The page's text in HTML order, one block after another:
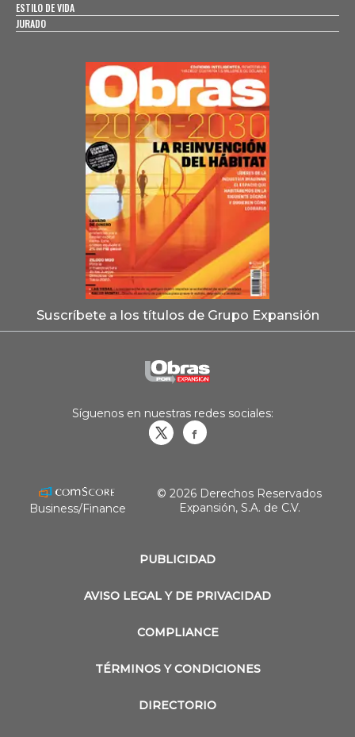
ESTILO DE VIDA
JURADO
Suscríbete a los títulos de Grupo Expansión
PUBLICIDAD
AVISO LEGAL Y DE PRIVACIDAD
COMPLIANCE
TÉRMINOS Y CONDICIONES
DIRECTORIO
Síguenos en nuestras redes sociales:
Business/Finance
© 2026 Derechos Reservados
Expansión, S.A. de C.V.